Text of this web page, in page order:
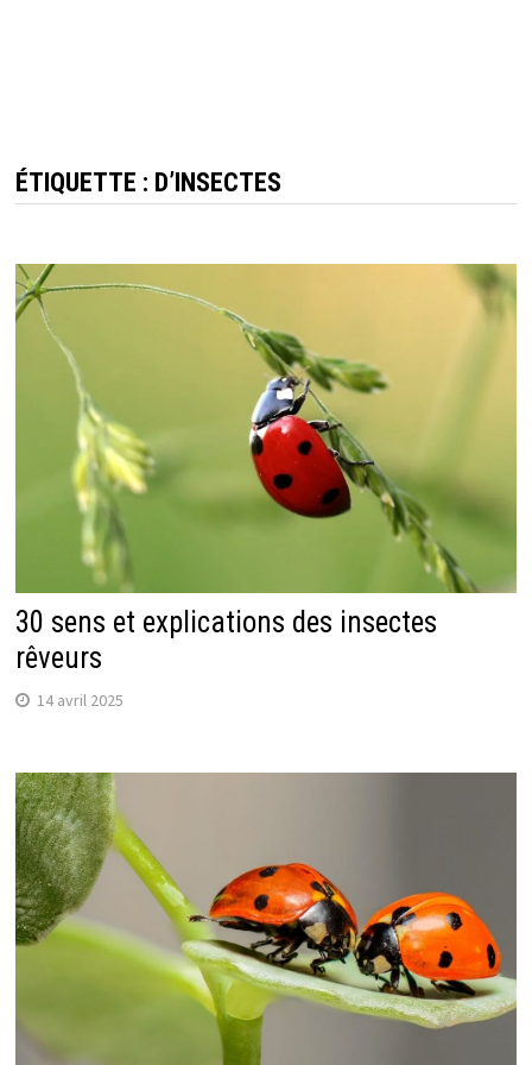
ÉTIQUETTE : D’INSECTES
30 sens et explications des insectes
rêveurs
14 avril 2025